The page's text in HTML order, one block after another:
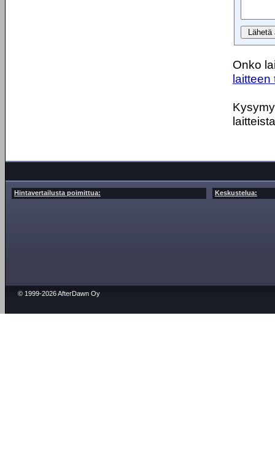
Onko
laitteen
Hintavertailusta poimittua: Keskustelua:
© 1999-2026 AfterDawn Oy